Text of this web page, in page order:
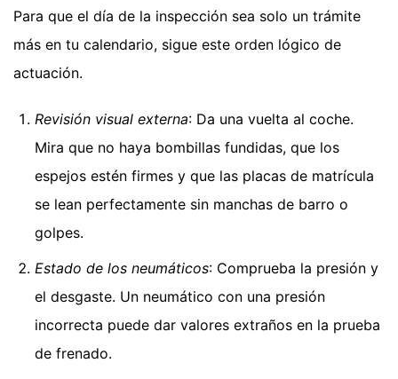
Para que el día de la inspección sea solo un trámite
más en tu calendario, sigue este orden lógico de
actuación.
Revisión visual externa: Da una vuelta al coche.
Mira que no haya bombillas fundidas, que los
espejos estén firmes y que las placas de matrícula
se lean perfectamente sin manchas de barro o
golpes.
Estado de los neumáticos: Comprueba la presión y
el desgaste. Un neumático con una presión
incorrecta puede dar valores extraños en la prueba
de frenado.